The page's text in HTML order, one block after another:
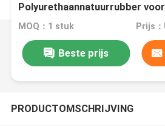
Polyurethaannatuurrubber voor
Transportbandhelling
MOQ：1 stuk
Beste prijs
PRODUCTOMSCHRIJVING